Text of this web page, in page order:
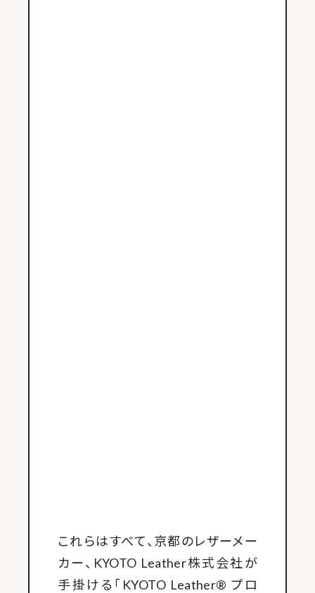
これらはすべて、京都のレザーメー
カー、KYOTO Leather株式会社が
手掛ける「KYOTO Leather® プロ